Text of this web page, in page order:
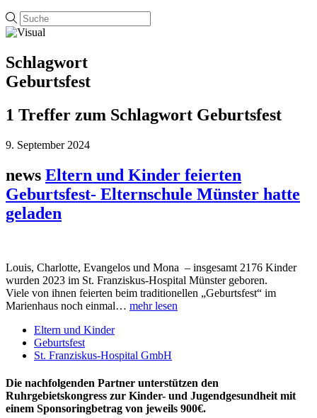
Schlagwort
Geburtsfest
1 Treffer zum Schlagwort Geburtsfest
9. September 2024
news Eltern und Kinder feierten
Geburtsfest- Elternschule Münster hatte
geladen
Louis, Charlotte, Evangelos und Mona – insgesamt 2176 Kinder
wurden 2023 im St. Franziskus-Hospital Münster geboren.
Viele von ihnen feierten beim traditionellen „Geburtsfest“ im
Marienhaus noch einmal… mehr lesen
Eltern und Kinder
Geburtsfest
St. Franziskus-Hospital GmbH
Die nachfolgenden Partner unterstützen den
Ruhrgebietskongress zur Kinder- und Jugendgesundheit mit
einem Sponsoringbetrag von jeweils 900€.